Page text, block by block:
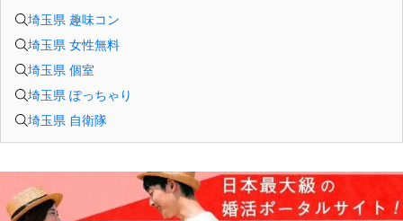
埼玉県 趣味コン
埼玉県 女性無料
埼玉県 個室
埼玉県 ぽっちゃり
埼玉県 自衛隊